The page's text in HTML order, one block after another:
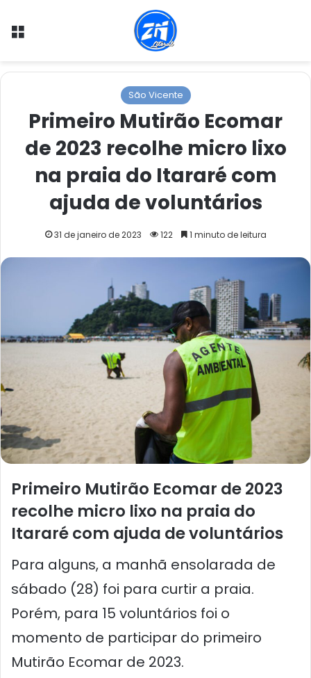
Menu
São Vicente
Primeiro Mutirão Ecomar
de 2023 recolhe micro lixo
na praia do Itararé com
ajuda de voluntários
31 de janeiro de 2023 122 1 minuto de leitura
Primeiro Mutirão Ecomar de 2023
recolhe micro lixo na praia do
Itararé com ajuda de voluntários
Para alguns, a manhã ensolarada de
sábado (28) foi para curtir a praia.
Porém, para 15 voluntários foi o
momento de participar do primeiro
Mutirão Ecomar de 2023.